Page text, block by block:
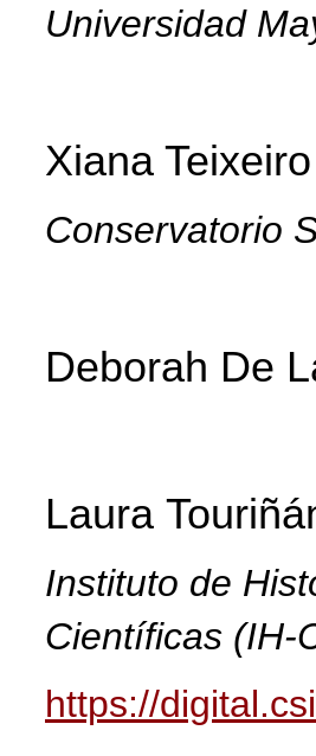
Universidad
Xiana
Conservatorio
Deborah De
Laura
Instituto de
Científicas (IH-
https://